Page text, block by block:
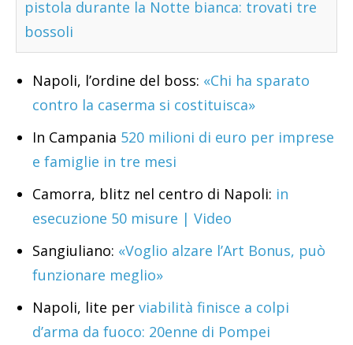
pistola durante la Notte bianca: trovati tre
bossoli
Napoli, l’ordine del boss: «Chi ha sparato
contro la caserma si costituisca»
In Campania 520 milioni di euro per imprese
e famiglie in tre mesi
Camorra, blitz nel centro di Napoli: in
esecuzione 50 misure | Video
Sangiuliano: «Voglio alzare l’Art Bonus, può
funzionare meglio»
Napoli, lite per viabilità finisce a colpi
d’arma da fuoco: 20enne di Pompei